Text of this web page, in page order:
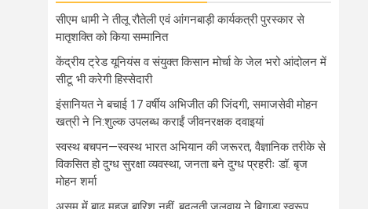
सीएम धामी ने तीलू रौतेली एवं आंगनबाड़ी कार्यकत्री पुरस्कार से
मातृशक्ति को किया सम्मानित
केंद्रीय ट्रेड यूनियंस व संयुक्त किसान मोर्चा के जेल भरो आंदोलन में
सीटू भी करेगी हिस्सेदारी
इंसानियत ने बचाई 17 वर्षीय अभिजीत की जिंदगी, समाजसेवी मोहन
खत्री ने नि:शुल्क उपलब्ध कराईं जीवनरक्षक दवाइयां
स्वस्थ बचपन—स्वस्थ भारत अभियान की जरूरत, वैज्ञानिक तरीके से
विकसित हो दुग्ध सुरक्षा व्यवस्था, जनता बने दुग्ध प्रहरीः डॉ. बृज
मोहन शर्मा